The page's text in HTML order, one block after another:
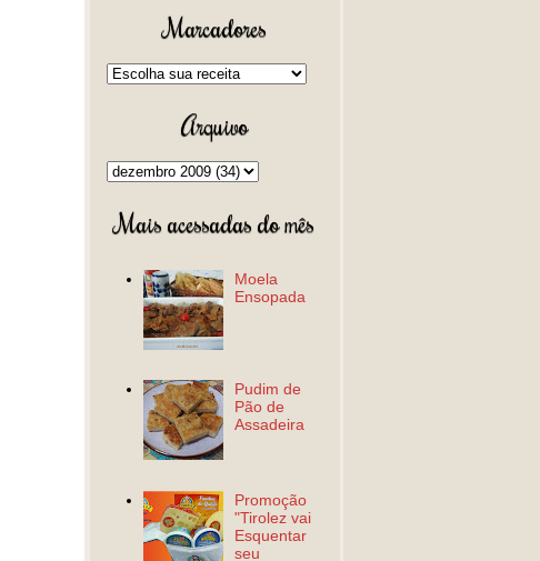
Marcadores
Arquivo
Mais acessadas do mês
Moela
Ensopada
Pudim de
Pão de
Assadeira
Promoção
"Tirolez vai
Esquentar
seu